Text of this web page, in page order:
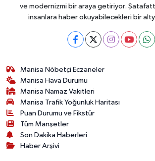
ve modernizmi bir araya getiriyor.
insanlara haber okuyabilecekleri bir
Manisa Nöbetçi Eczaneler
Manisa Hava Durumu
Manisa Namaz Vakitleri
Manisa Trafik Yoğunluk Haritası
Puan Durumu ve Fikstür
Tüm Manşetler
Son Dakika Haberleri
Haber Arşivi